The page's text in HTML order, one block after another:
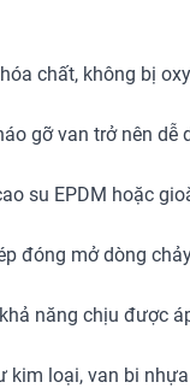
chất, không bị
gỡ van trở nên dễ
su EPDM hoặc
đóng mở dòng
năng chịu được
loại, van bi